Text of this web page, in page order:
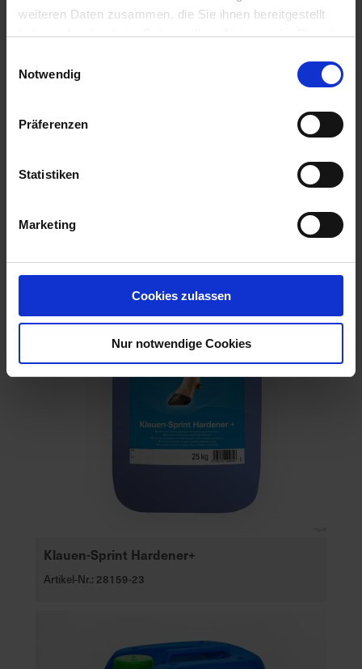
weiteren Daten zusammen, die Sie ihnen bereitgestellt
haben oder die sie im Rahmen Ihrer Nutzung der Dienste
Notwendig
Präferenzen
Statistiken
Marketing
Cookies zulassen
Nur notwendige Cookies
VennoVet 1 Super
Klauen-Sprint Hardener+
Artikel-Nr.: 28159-23